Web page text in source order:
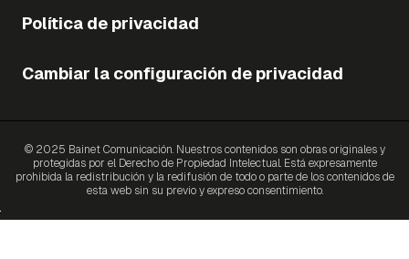
Política de privacidad
Cambiar la configuración de privacidad
© 2025 Bainet Comunicación. Nuestros contenidos son obras originales y
protegidas por el Derecho de Propiedad Intelectual. Está expresamente
prohibida la redistribución y la redifusión de todo o parte de los contenidos de
esta web sin su previo y expreso consentimiento.